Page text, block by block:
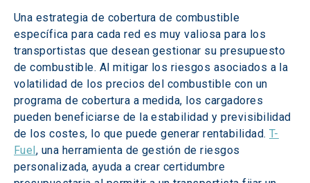
Una estrategia de cobertura de combustible
específica para cada red es muy valiosa para los
transportistas que desean gestionar su presupuesto
de combustible. Al mitigar los riesgos asociados a la
volatilidad de los precios del combustible con un
programa de cobertura a medida, los cargadores
pueden beneficiarse de la estabilidad y previsibilidad
de los costes, lo que puede generar rentabilidad. T-
Fuel, una herramienta de gestión de riesgos
personalizada, ayuda a crear certidumbre